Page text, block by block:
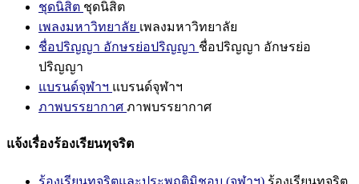
ชุดนิสิต ชุดนิสิต
เพลงมหาวิทยาลัย เพลงมหาวิทยาลัย
ชื่อปริญญา อักษรย่อปริญญา ชื่อปริญญา อักษรย่อ
ปริญญา
แบรนด์จุฬาฯ แบรนด์จุฬาฯ
ภาพบรรยากาศ ภาพบรรยากาศ
แจ้งเรื่องร้องเรียนทุจริต
ร้องเรียนทุจริตและประพฤติมิชอบ (จุฬาฯ) ร้องเรียนทุจริต